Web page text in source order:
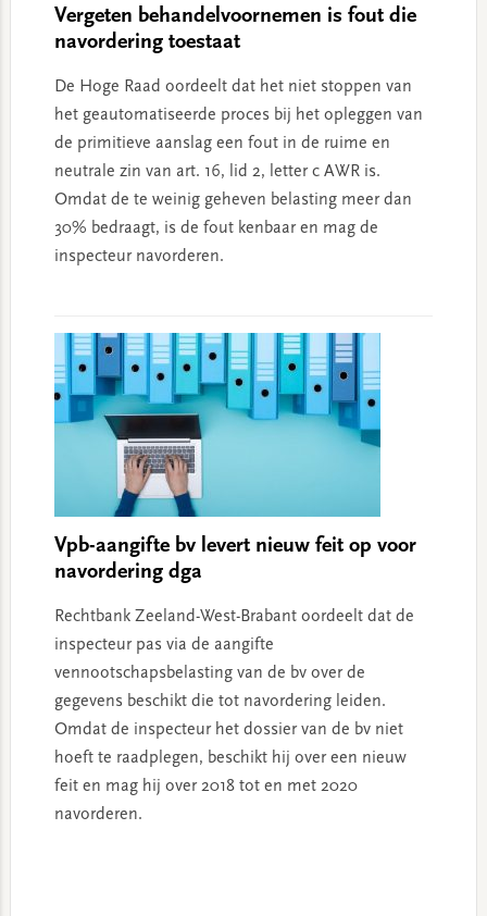
Vergeten behandelvoornemen is fout die
navordering toestaat
De Hoge Raad oordeelt dat het niet stoppen van
het geautomatiseerde proces bij het opleggen van
de primitieve aanslag een fout in de ruime en
neutrale zin van art. 16, lid 2, letter c AWR is.
Omdat de te weinig geheven belasting meer dan
30% bedraagt, is de fout kenbaar en mag de
inspecteur navorderen.
Vpb-aangifte bv levert nieuw feit op voor
navordering dga
Rechtbank Zeeland-West-Brabant oordeelt dat de
inspecteur pas via de aangifte
vennootschapsbelasting van de bv over de
gegevens beschikt die tot navordering leiden.
Omdat de inspecteur het dossier van de bv niet
hoeft te raadplegen, beschikt hij over een nieuw
feit en mag hij over 2018 tot en met 2020
navorderen.